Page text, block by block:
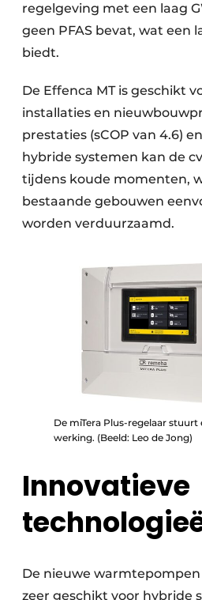
regelgeving met een laag
geen PFAS bevat, wat een
biedt.
De Effenca MT is geschikt
installaties en
prestaties (sCOP van 4.6)
hybride systemen kan de
tijdens koude momenten,
bestaande gebouwen
worden verduurzaamd.
De miTera Plus-regelaar
werking. (Beeld: Leo de Jong)
Innovatieve
De nieuwe
zeer geschikt voor hybride